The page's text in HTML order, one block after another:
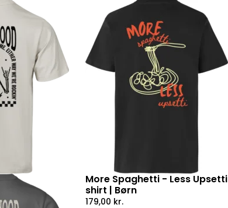
More Spaghetti - Less
shirt | Børn
179,00 kr.